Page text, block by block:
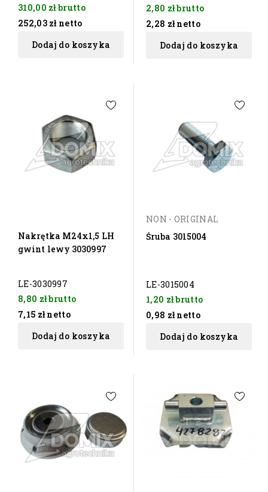
310,00 złbrutto
252,03 zł netto
Dodaj do koszyka
2,80 złbrutto
2,28 zł netto
Dodaj do koszyka
Nakrętka M24x1,5 LH
gwint lewy 3030997
LE-3030997
8,80 złbrutto
7,15 zł netto
Dodaj do koszyka
NON - ORIGINAL
Śruba 3015004
LE-3015004
1,20 złbrutto
0,98 zł netto
Dodaj do koszyka